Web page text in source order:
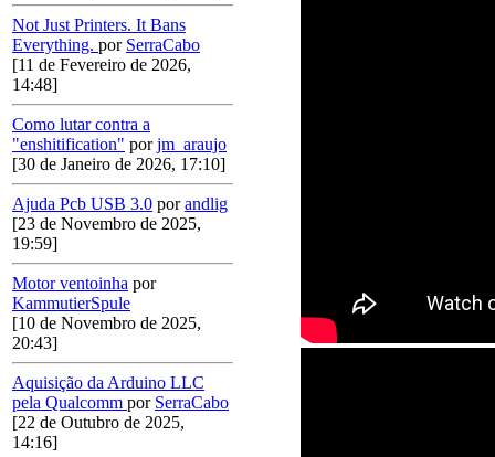
Not Just Printers. It Bans
Everything. por SerraCabo
[11 de Fevereiro de 2026,
14:48]
Como lutar contra a
"enshitification" porjm_araujo
[30 de Janeiro de 2026, 17:10]
Ajuda Pcb USB 3.0 porandlig
[23 de Novembro de 2025,
19:59]
Motor ventoinha por
KammutierSpule
[10 de Novembro de 2025,
20:43]
Aquisição da Arduino LLC
pela Qualcomm por SerraCabo
[22 de Outubro de 2025,
14:16]